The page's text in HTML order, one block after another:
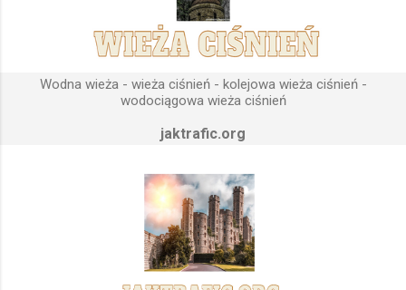
Konstrukcja, aby mogła być w pełni funkcjonalna musi zostać
wybudowana na najwyższym lokalnym wzniesieniu. Ponieważ
gromadząca się woda w zbiorniku wieży ciśnień musi być
umieszczona wyżej, niż instalacje wodne znajdujące się u
odbiorców. Schema...
Wodna wieża - wieża ciśnień - kolejowa wieża ciśnień -
wodociągowa wieża ciśnień
jaktrafic.org